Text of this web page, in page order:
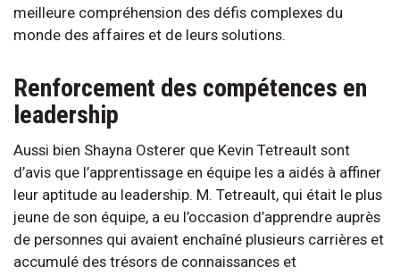
meilleure compréhension des défis complexes du
monde des affaires et de leurs solutions.
Renforcement des compétences en
leadership
Aussi bien Shayna Osterer que Kevin Tetreault sont
d’avis que l’apprentissage en équipe les a aidés à affiner
leur aptitude au leadership. M. Tetreault, qui était le plus
jeune de son équipe, a eu l’occasion d’apprendre auprès
de personnes qui avaient enchaîné plusieurs carrières et
accumulé des trésors de connaissances et